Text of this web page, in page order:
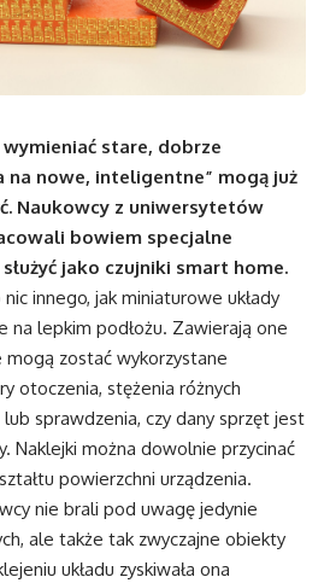
stare, dobrze
na nowe, inteligentne” mogą już
Naukowcy z uniwersytetów
bowiem specjalne
jako czujniki smart home.
innego, jak miniaturowe układy
na lepkim podłożu. Zawierają one
mogą zostać wykorzystane
otoczenia, stężenia różnych
sprawdzenia, czy dany sprzęt jest
Naklejki można dowolnie przycinać
powierzchni urządzenia.
nie brali pod uwagę jedynie
ale także tak zwyczajne obiekty
układu zyskiwała ona